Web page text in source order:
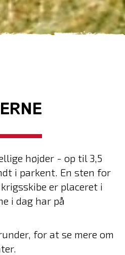
højder - op til 3,5
i parkent. En sten for
er placeret i
i dag har på
for at se mere om